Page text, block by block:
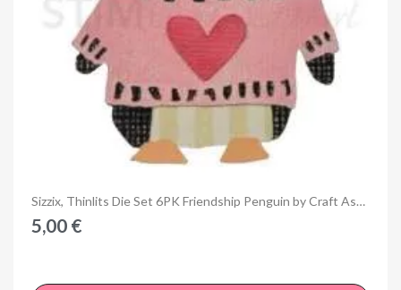
Anteprima Sizzix, Thinlits Die Set 6PK Friendship Penguin by Craft Asylum
5,00 €